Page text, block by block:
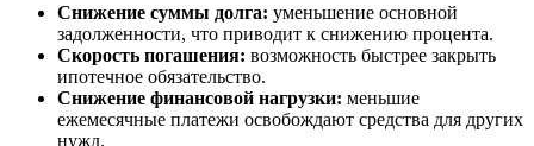
Снижение суммы долга: уменьшение основной
задолженности, что приводит к снижению процента.
Скорость погашения: возможность быстрее закрыть
ипотечное обязательство.
Снижение финансовой нагрузки: меньшие
ежемесячные платежи освобождают средства для других
нужд.